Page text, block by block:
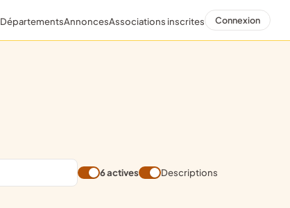
DépartementsAnnoncesAssociations inscrites Connexion
6 actives Descriptions